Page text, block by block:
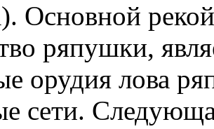
Основной
ряпушки,
орудия лова
сети.